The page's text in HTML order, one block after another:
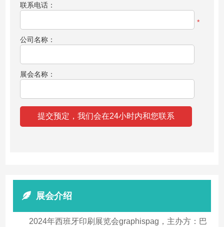
联系电话：
*
公司名称：
展会名称：
展会介绍
2024年西班牙印刷展览会graphispag，主办方：巴